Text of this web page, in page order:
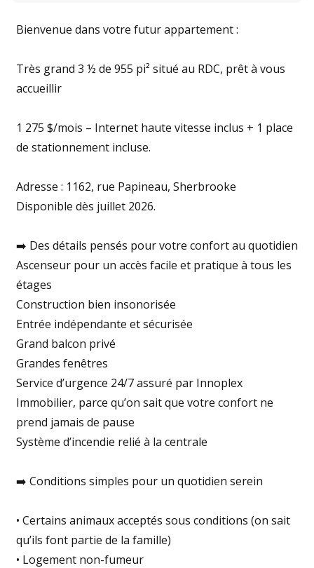
Bienvenue dans votre futur appartement :
Très grand 3 ½ de 955 pi² situé au RDC, prêt à vous
accueillir
1 275 $/mois – Internet haute vitesse inclus + 1 place
de stationnement incluse.
Adresse : 1162, rue Papineau, Sherbrooke
Disponible dès juillet 2026.
➡️ Des détails pensés pour votre confort au quotidien
Ascenseur pour un accès facile et pratique à tous les
étages
Construction bien insonorisée
Entrée indépendante et sécurisée
Grand balcon privé
Grandes fenêtres
Service d’urgence 24/7 assuré par Innoplex
Immobilier, parce qu’on sait que votre confort ne
prend jamais de pause
Système d’incendie relié à la centrale
➡️ Conditions simples pour un quotidien serein
• Certains animaux acceptés sous conditions (on sait
qu’ils font partie de la famille)
• Logement non-fumeur